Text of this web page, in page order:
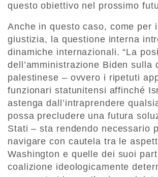
questo obiettivo nel prossimo
Anche in questo caso, come per
giustizia, la questione interna
dinamiche internazionali. “La
dell’amministrazione Biden sulla
palestinese – ovvero i ripetuti
funzionari statunitensi affinché
astenga dall’intraprendere
possa precludere una futura
Stati – sta rendendo necessario
navigare con cautela tra le
Washington e quelle dei suoi
coalizione ideologicamente